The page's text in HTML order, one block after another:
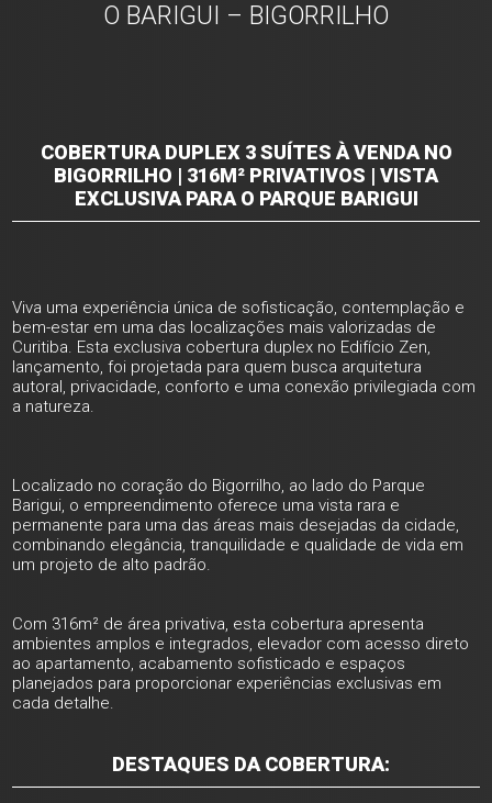
O BARIGUI – BIGORRILHO
COBERTURA DUPLEX 3 SUÍTES À VENDA NO
BIGORRILHO | 316M² PRIVATIVOS | VISTA
EXCLUSIVA PARA O PARQUE BARIGUI
Viva uma experiência única de sofisticação, contemplação e
bem-estar em uma das localizações mais valorizadas de
Curitiba. Esta exclusiva cobertura duplex no Edifício Zen,
lançamento, foi projetada para quem busca arquitetura
autoral, privacidade, conforto e uma conexão privilegiada com
a natureza.
Localizado no coração do Bigorrilho, ao lado do Parque
Barigui, o empreendimento oferece uma vista rara e
permanente para uma das áreas mais desejadas da cidade,
combinando elegância, tranquilidade e qualidade de vida em
um projeto de alto padrão.
Com 316m² de área privativa, esta cobertura apresenta
ambientes amplos e integrados, elevador com acesso direto
ao apartamento, acabamento sofisticado e espaços
planejados para proporcionar experiências exclusivas em
cada detalhe.
DESTAQUES DA COBERTURA: